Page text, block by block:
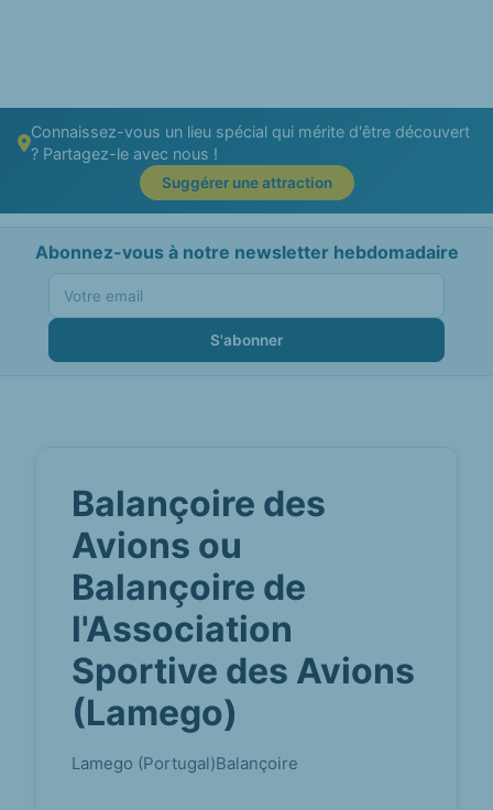
Connaissez-vous un lieu spécial qui mérite d'être découvert
? Partagez-le avec nous !
Suggérer une attraction
Abonnez-vous à notre newsletter hebdomadaire
S'abonner
Balançoire des
Avions ou
Balançoire de
l'Association
Sportive des Avions
(Lamego)
Lamego (Portugal)Balançoire